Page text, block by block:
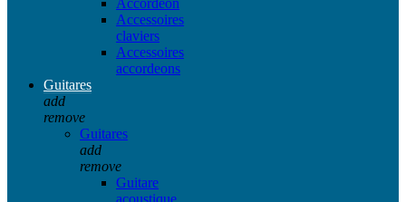
Accessoires
claviers
Accessoires
accordeons
Guitares
add
remove
Guitares
add
remove
Guitare
acoustique